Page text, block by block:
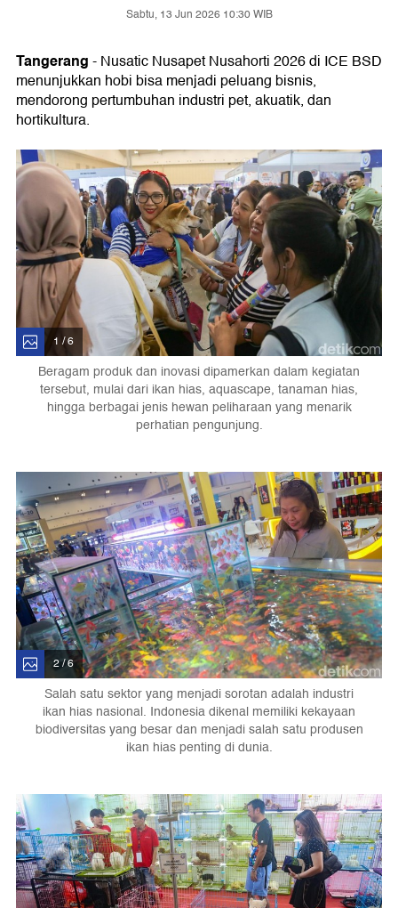
Sabtu, 13 Jun 2026 10:30 WIB
Tangerang- Nusatic Nusapet Nusahorti 2026 di ICE BSD
menunjukkan hobi bisa menjadi peluang bisnis,
mendorong pertumbuhan industri pet, akuatik, dan
hortikultura.
1 / 6
Beragam produk dan inovasi dipamerkan dalam kegiatan
tersebut, mulai dari ikan hias, aquascape, tanaman hias,
hingga berbagai jenis hewan peliharaan yang menarik
perhatian pengunjung.
2 / 6
Salah satu sektor yang menjadi sorotan adalah industri
ikan hias nasional. Indonesia dikenal memiliki kekayaan
biodiversitas yang besar dan menjadi salah satu produsen
ikan hias penting di dunia.